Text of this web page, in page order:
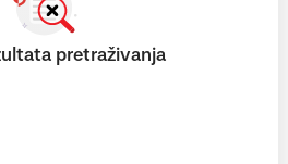
pretraživanja